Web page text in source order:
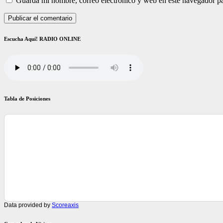
Escucha Aquí! RADIO ONLINE
Tabla de Posiciones
Data provided by Scoreaxis